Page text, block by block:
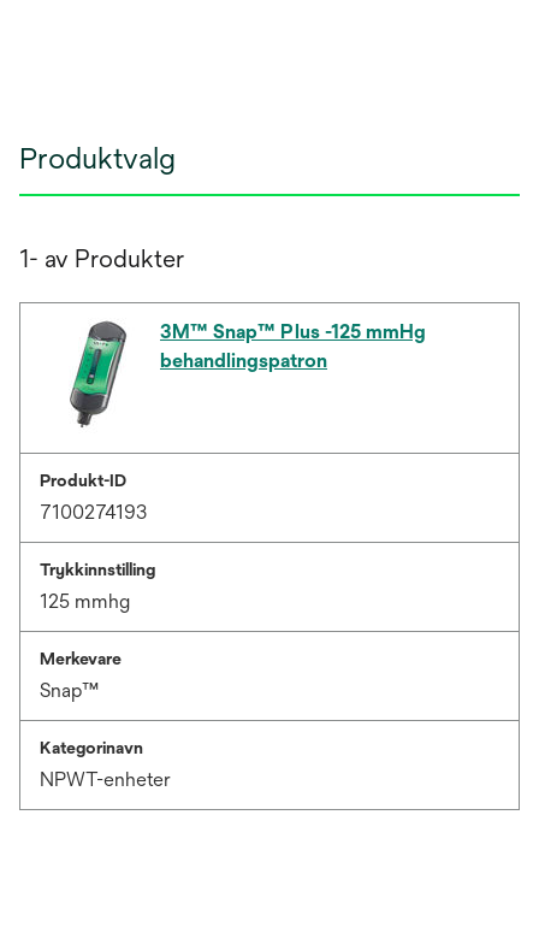
Produktvalg
1- av Produkter
3M™ Snap™ Plus -125 mmHg
behandlingspatron
Produkt-ID
7100274193
Trykkinnstilling
125 mmhg
Merkevare
Snap™
Kategorinavn
NPWT-enheter